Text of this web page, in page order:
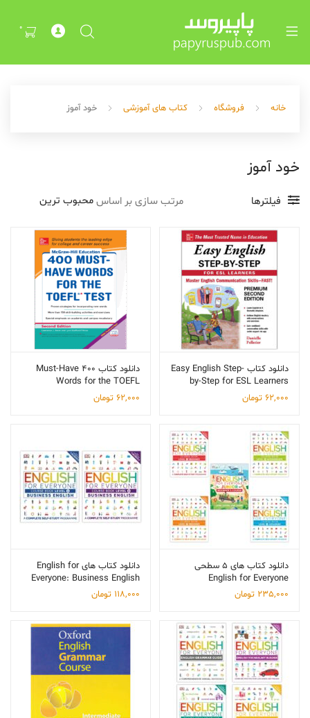
0
خانه فروشگاه کتاب های آموزشی خود آموز
خود آموز
فیلترها مرتب سازی بر اساس
دانلود کتاب Easy English Step-
by-Step for ESL Learners
62,000 تومان
دانلود کتاب 400 Must-Have
Words for the TOEFL
62,000 تومان
دانلود کتاب های 5 سطحی
English for Everyone
235,000 تومان
دانلود کتاب های English for
Everyone: Business English
118,000 تومان